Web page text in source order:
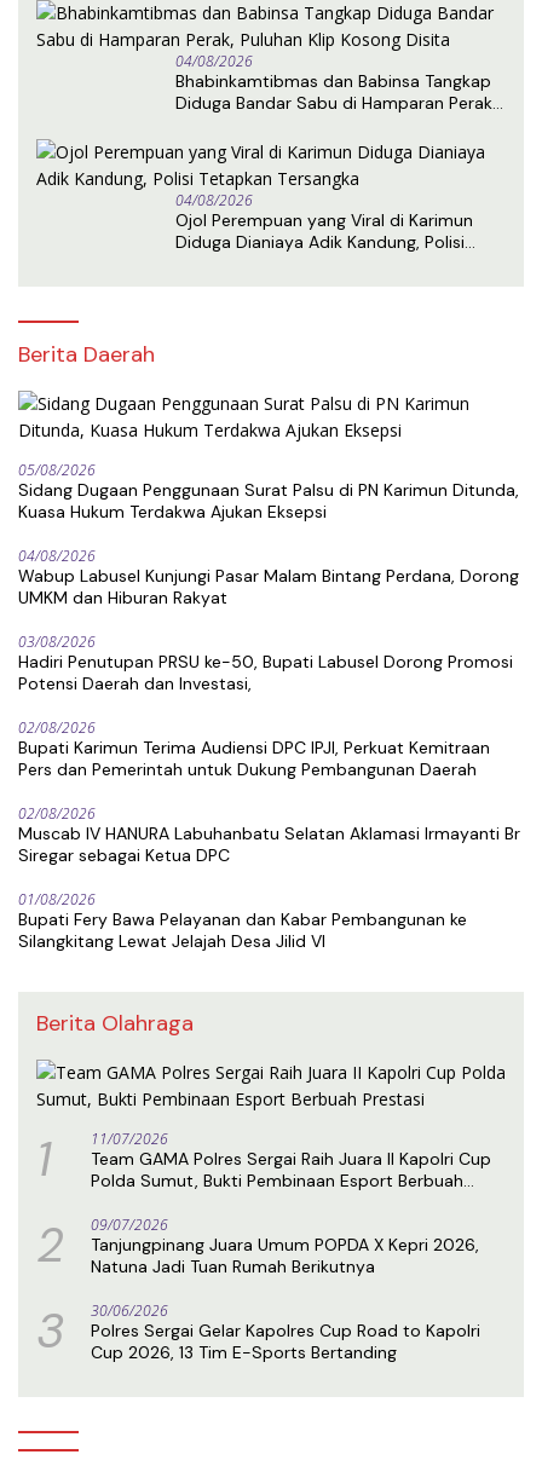
04/08/2026
Bhabinkamtibmas dan Babinsa Tangkap
Diduga Bandar Sabu di Hamparan Perak,
04/08/2026
Ojol Perempuan yang Viral di Karimun
Diduga Dianiaya Adik Kandung, Polisi
Berita Daerah
05/08/2026
Sidang Dugaan Penggunaan Surat Palsu di PN Karimun Ditunda,
Kuasa Hukum Terdakwa Ajukan Eksepsi
04/08/2026
Wabup Labusel Kunjungi Pasar Malam Bintang Perdana, Dorong
UMKM dan Hiburan Rakyat
03/08/2026
Hadiri Penutupan PRSU ke-50, Bupati Labusel Dorong Promosi
Potensi Daerah dan Investasi,
02/08/2026
Bupati Karimun Terima Audiensi DPC IPJI, Perkuat Kemitraan
Pers dan Pemerintah untuk Dukung Pembangunan Daerah
02/08/2026
Muscab IV HANURA Labuhanbatu Selatan Aklamasi Irmayanti Br
Siregar sebagai Ketua DPC
01/08/2026
Bupati Fery Bawa Pelayanan dan Kabar Pembangunan ke
Silangkitang Lewat Jelajah Desa Jilid VI
Berita Olahraga
1 11/07/2026
Team GAMA Polres Sergai Raih Juara II Kapolri Cup
Polda Sumut, Bukti Pembinaan Esport Berbuah
2 09/07/2026
Tanjungpinang Juara Umum POPDA X Kepri 2026,
Natuna Jadi Tuan Rumah Berikutnya
3 30/06/2026
Polres Sergai Gelar Kapolres Cup Road to Kapolri
Cup 2026, 13 Tim E-Sports Bertanding